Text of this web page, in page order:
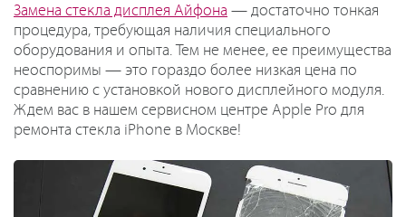
Замена стекла дисплея Айфона — достаточно тонкая
процедура, требующая наличия специального
оборудования и опыта. Тем не менее, ее преимущества
неоспоримы — это гораздо более низкая цена по
сравнению с установкой нового дисплейного модуля.
Ждем вас в нашем сервисном центре Apple Pro для
ремонта стекла iPhone в Москве!